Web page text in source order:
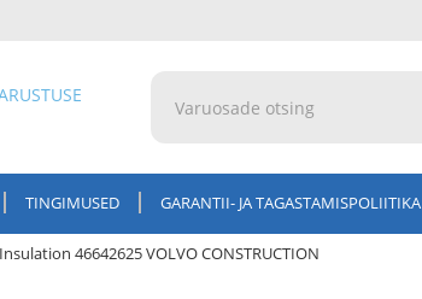
TINGIMUSED GARANTII- JA TAGASTAMISPOLIITIKA
46642625 VOLVO CONSTRUCTION